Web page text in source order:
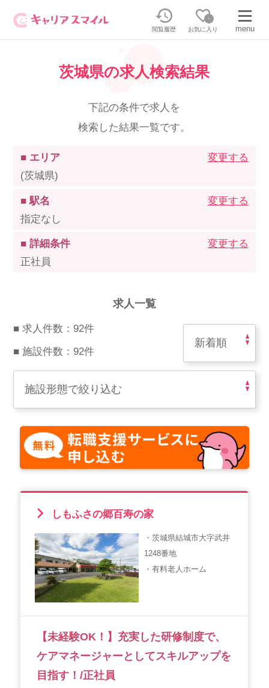
閲覧履歴
0
お気に入り menu
無料相談・お問い合わせはこちら
無料転職相談・お問い合わせの内容を
正社員／パートで働く
派遣で働く
介護の資格取得について
採用担当者様はこちら
正社員・パートの求人を探す
紹介会社を使うメリットについて
介護・看護のお仕事について
利用者の声
WEB勤怠
支店連絡先一覧
会社概要 個人情報保護方針
お知らせ 採用担当者様へ
茨城県の求人検索結果
下記の条件で求人を
検索した結果一覧です。
■ エリア
(茨城県)
変更する
■ 駅名
指定なし
変更する
■ 詳細条件
正社員
変更する
求人一覧
■ 求人件数：92件
■ 施設件数：92件
しもふさの郷百寿の家
・茨城県結城市大字武井
1248番地
・有料老人ホーム
【未経験OK！】充実した研修制度で、
ケアマネージャーとしてスキルアップを
目指す！/正社員